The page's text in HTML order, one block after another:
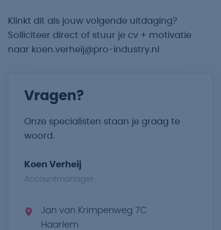
Klinkt dit als jouw volgende uitdaging?
Solliciteer direct of stuur je cv + motivatie
naar koen.verheij@pro-industry.nl
Vragen?
Onze specialisten staan je graag te
woord.
Koen Verheij
Accountmanager
Jan van Krimpenweg 7C
Haarlem